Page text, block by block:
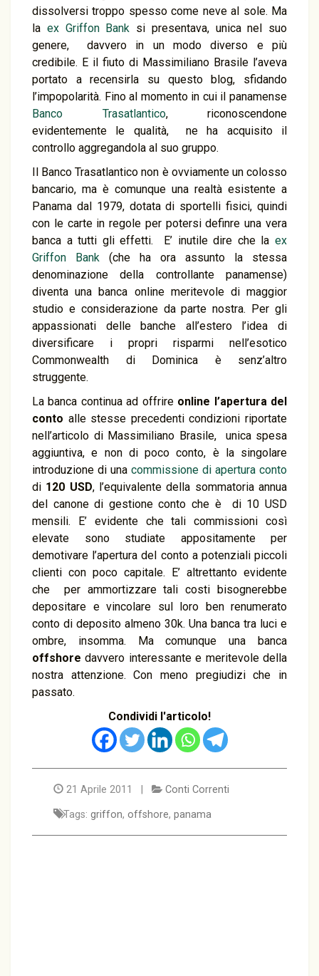
dissolversi troppo spesso come neve al sole. Ma
la ex Griffon Bank si presentava, unica nel suo
genere, davvero in un modo diverso e più
credibile. E il fiuto di Massimiliano Brasile l’aveva
portato a recensirla su questo blog, sfidando
l’impopolarità. Fino al momento in cui il panamense
Banco Trasatlantico, riconoscendone
evidentemente le qualità, ne ha acquisito il
controllo aggregandola al suo gruppo.
Il Banco Trasatlantico non è ovviamente un colosso
bancario, ma è comunque una realtà esistente a
Panama dal 1979, dotata di sportelli fisici, quindi
con le carte in regole per potersi definre una vera
banca a tutti gli effetti. E’ inutile dire che la ex
Griffon Bank (che ha ora assunto la stessa
denominazione della controllante panamense)
diventa una banca online meritevole di maggior
studio e considerazione da parte nostra. Per gli
appassionati delle banche all’estero l’idea di
diversificare i propri risparmi nell’esotico
Commonwealth di Dominica è senz’altro
struggente.
La banca continua ad offrireonline l’apertura del
conto alle stesse precedenti condizioni riportate
nell’articolo di Massimiliano Brasile, unica spesa
aggiuntiva, e non di poco conto, è la singolare
introduzione di una commissione di apertura conto
di 120 USD, l’equivalente della sommatoria annua
del canone di gestione conto che è di 10 USD
mensili. E’ evidente che tali commissioni così
elevate sono studiate appositamente per
demotivare l’apertura del conto a potenziali piccoli
clienti con poco capitale. E’ altrettanto evidente
che per ammortizzare tali costi bisognerebbe
depositare e vincolare sul loro ben renumerato
conto di deposito almeno 30k. Una banca tra luci e
ombre, insomma. Ma comunque una banca
offshoredavvero interessante e meritevole della
nostra attenzione. Con meno pregiudizi che in
passato.
Condividi l'articolo!
21 Aprile 2011 | Conti Correnti
Tags: griffon, offshore, panama